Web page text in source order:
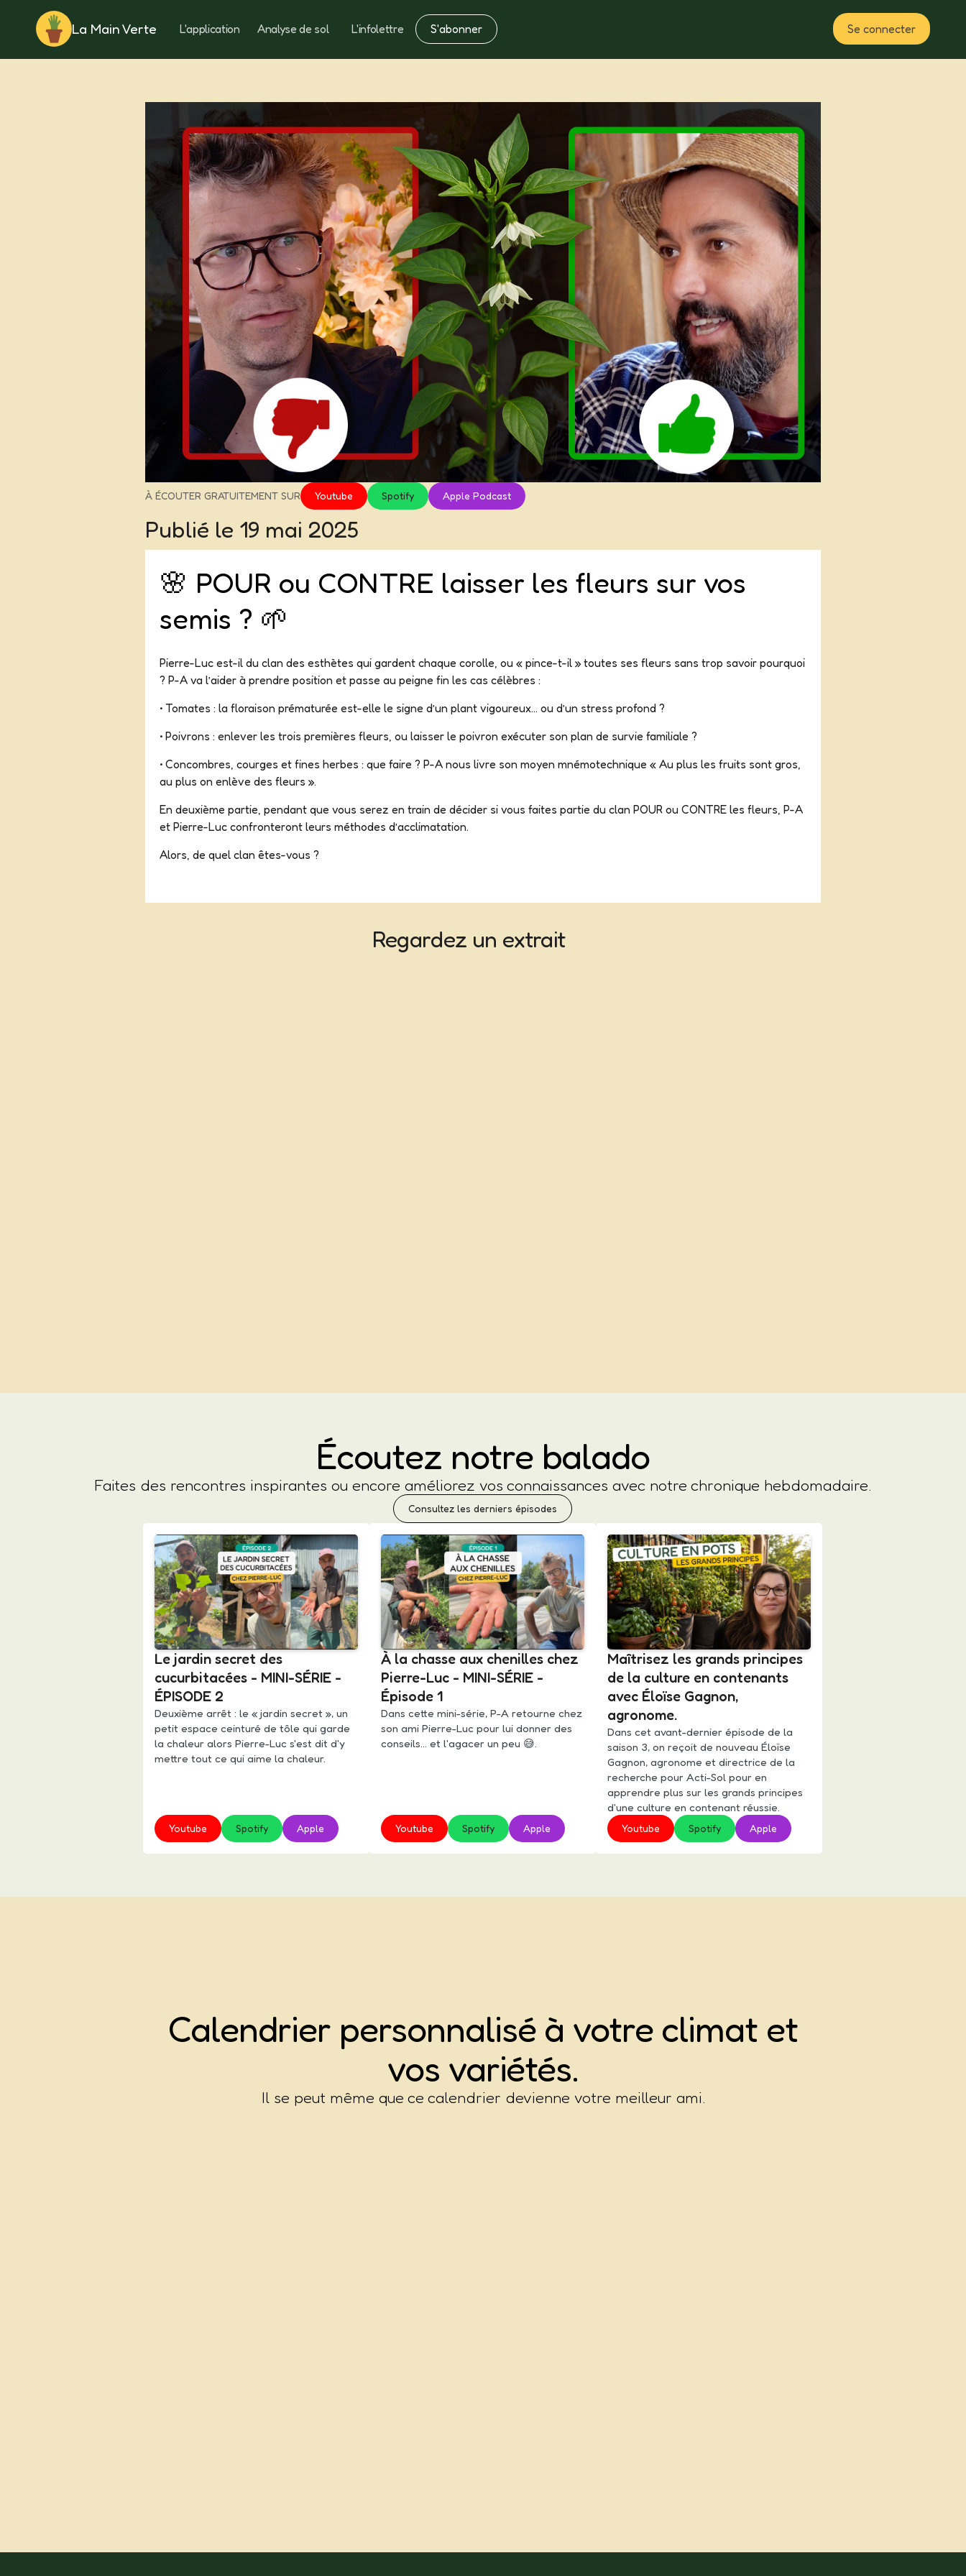
La Main Verte L'application Analyse de sol L'infolettre S'abonner Se connecter
Rotation Notes Fertilisation Plan
À ÉCOUTER GRATUITEMENT SUR Youtube Spotify Apple Podcast
Publié le 19 mai 2025
🌸 POUR ou CONTRE laisser les fleurs sur vos
semis ? 🌱
Pierre-Luc est-il du clan des esthètes qui gardent chaque corolle, ou « pince-t-il » toutes ses fleurs sans trop savoir pourquoi
? P-A va l’aider à prendre position et passe au peigne fin les cas célèbres :
• Tomates : la floraison prématurée est-elle le signe d’un plant vigoureux… ou d’un stress profond ?
• Poivrons : enlever les trois premières fleurs, ou laisser le poivron exécuter son plan de survie familiale ?
• Concombres, courges et fines herbes : que faire ? P-A nous livre son moyen mnémotechnique « Au plus les fruits sont gros,
au plus on enlève des fleurs ».
En deuxième partie, pendant que vous serez en train de décider si vous faites partie du clan POUR ou CONTRE les fleurs, P-A
et Pierre-Luc confronteront leurs méthodes d’acclimatation.
Alors, de quel clan êtes-vous ?
Regardez un extrait
Écoutez notre balado
Faites des rencontres inspirantes ou encore améliorez vos connaissances avec notre chronique hebdomadaire.
Consultez les derniers épisodes
Le jardin secret des
cucurbitacées - MINI-SÉRIE -
ÉPISODE 2
Deuxième arrêt : le « jardin secret », un
petit espace ceinturé de tôle qui garde
la chaleur alors Pierre-Luc s'est dit d'y
mettre tout ce qui aime la chaleur.
Youtube Spotify Apple
À la chasse aux chenilles chez
Pierre-Luc - MINI-SÉRIE -
Épisode 1
Dans cette mini-série, P-A retourne chez
son ami Pierre-Luc pour lui donner des
conseils... et l'agacer un peu 😅.
Youtube Spotify Apple
Maîtrisez les grands principes
de la culture en contenants
avec Éloïse Gagnon,
agronome.
Dans cet avant-dernier épisode de la
saison 3, on reçoit de nouveau Éloïse
Gagnon, agronome et directrice de la
recherche pour Acti-Sol pour en
apprendre plus sur les grands principes
d'une culture en contenant réussie.
Youtube Spotify Apple
Calendrier personnalisé à votre climat et
vos variétés.
Il se peut même que ce calendrier devienne votre meilleur ami.